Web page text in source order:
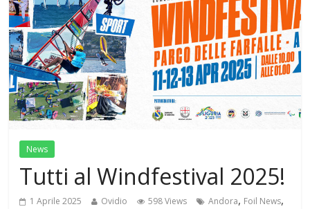
News
Tutti al Windfestival 2025!
1 Aprile 2025 Ovidio 598 Views Andora, Foil News,